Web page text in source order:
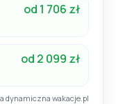
od 1 706 zł
od 2 099 zł
dynamiczna wakacje.pl